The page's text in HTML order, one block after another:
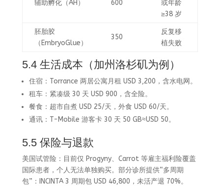
辅助孵化（AH） 600
或年龄
≥38 岁
胚胎胶
（EmbryoGlue）
350
反复移
植失败
5.4 生活成本（加州洛杉矶为例）
住宿：Torrance 两居公寓月租 USD 3,200，含水电网。
租车：紧凑级 30 天 USD 900，含全险。
餐食：超市自煮 USD 25/天，外食 USD 60/天。
通讯：T-Mobile 游客卡 30 天 50 GB≈USD 50。
5.5 保险与退款
美国试管险：目前仅 Progyny、Carrot 等雇主福利险覆盖
国际患者，个人无法单独购买。部分诊所提供“多周期
包”：INCINTA 3 周期包 USD 46,800，未活产退 70%。